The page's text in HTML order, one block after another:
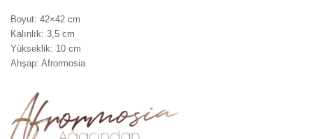
Boyut: 42×42 cm
Kalınlık: 3,5 cm
Yükseklik: 10 cm
Ahşap: Afrormosia